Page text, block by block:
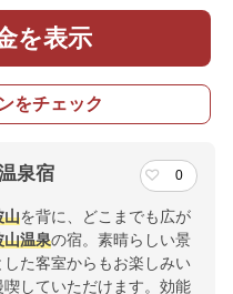
を表示
をチェック
泉宿 0
山を背に、どこまでも広が
山温泉の宿。素晴らしい景
た客室からもお楽しみい
していただけます。効能